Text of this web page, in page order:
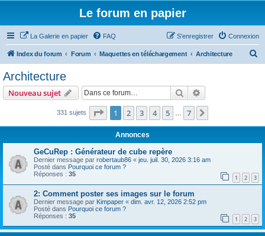
Le forum en papier
La Galerie en papier FAQ Connexion
S’enregistrer
Index du forum Forum Maquettes en téléchargement Architecture
r
Architecture
Nouveau sujet Rechercher
331 sujets Page 1sur7
1 2 3 4 5 7
Annonces
GeCuRep : Générateur de cube repère
Dernier message par robertaub86 « jeu. juil. 30, 2026 3:16 am
Posté dans Pourquoi ce forum ?
Réponses : 35 1 2 3
2: Comment poster ses images sur le forum
Dernier message par Kimpaper « dim. avr. 12, 2026 2:52 pm
Posté dans Pourquoi ce forum ?
Réponses : 35 1 2 3